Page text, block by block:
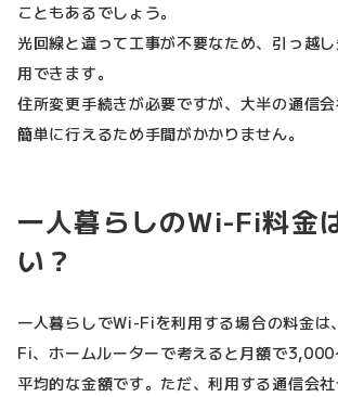
こともあるでしょう。
光回線と違って工事が不要なため、引っ越
用できます。
住所変更手続きが必要ですが、大半の通信
簡単に行えるため手間がかかりません。
一人暮らしのWi-Fi料金
い？
一人暮らしでWi-Fiを利用する場合の料金は
Fi、ホームルーターで考えると月額で
平均的な金額です。ただ、利用する通信会